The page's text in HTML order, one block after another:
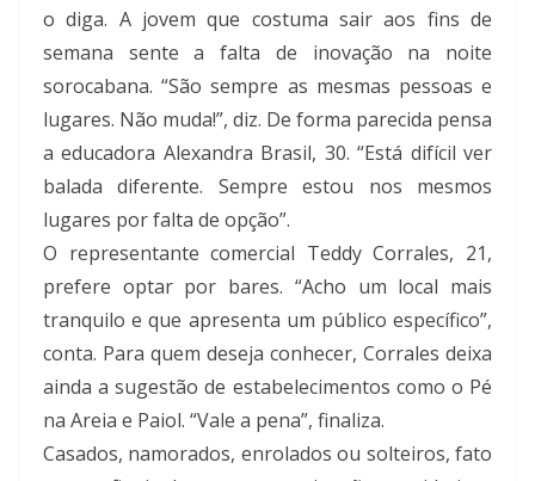
o diga. A jovem que costuma sair aos fins de
semana sente a falta de inovação na noite
sorocabana. “São sempre as mesmas pessoas e
lugares. Não muda!”, diz. De forma parecida pensa
a educadora Alexandra Brasil, 30. “Está difícil ver
balada diferente. Sempre estou nos mesmos
lugares por falta de opção”.
O representante comercial Teddy Corrales, 21,
prefere optar por bares. “Acho um local mais
tranquilo e que apresenta um público específico”,
conta. Para quem deseja conhecer, Corrales deixa
ainda a sugestão de estabelecimentos como o Pé
na Areia e Paiol. “Vale a pena”, finaliza.
Casados, namorados, enrolados ou solteiros, fato